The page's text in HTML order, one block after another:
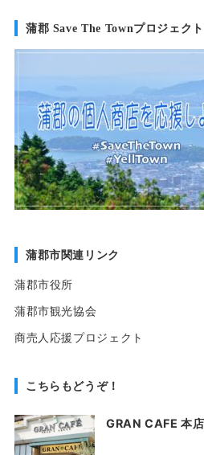
蒲郡 Save The Townプロジェクト
蒲郡市関連リンク
蒲郡市役所
蒲郡市観光協会
商売人応援プロジェクト
こちらもどうぞ！
GRAN CAFE 本店